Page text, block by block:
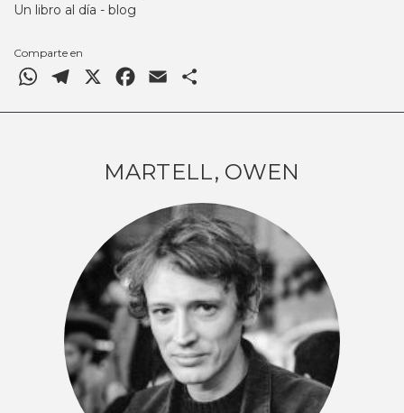
Un libro al día - blog
Comparte en
WhatsAppTelegram Facebook
Email
MARTELL, OWEN